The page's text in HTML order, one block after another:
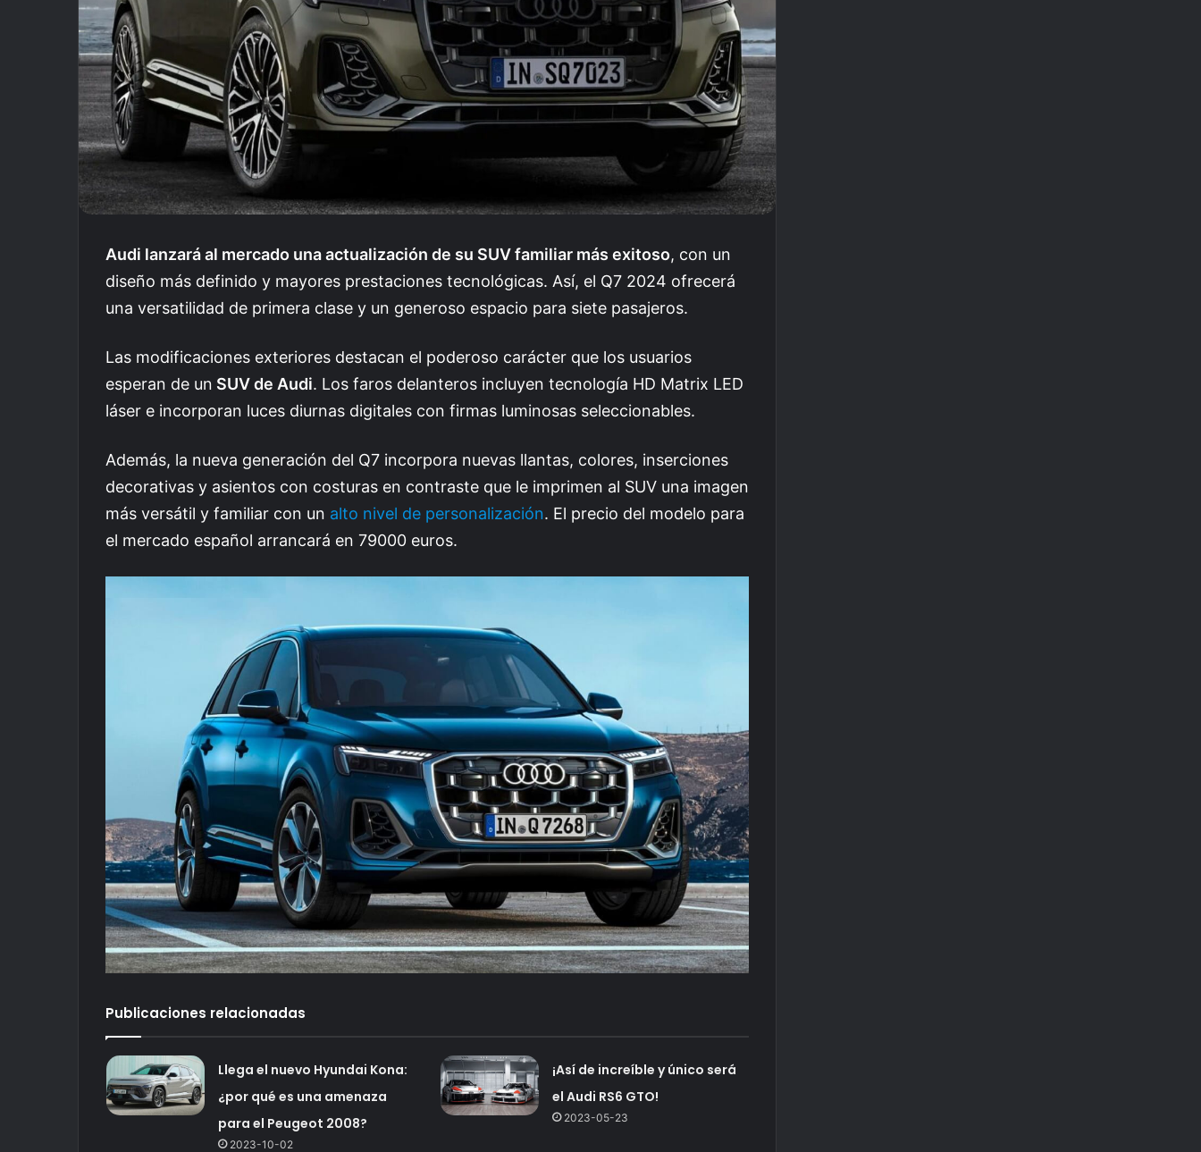
Audi lanzará al mercado una actualización de su SUV familiar más exitoso, con un
diseño más definido y mayores prestaciones tecnológicas. Así, el Q7 2024 ofrecerá
una versatilidad de primera clase y un generoso espacio para siete pasajeros.
Las modificaciones exteriores destacan el poderoso carácter que los usuarios
esperan de un SUV de Audi. Los faros delanteros incluyen tecnología HD Matrix LED
láser e incorporan luces diurnas digitales con firmas luminosas seleccionables.
Además, la nueva generación del Q7 incorpora nuevas llantas, colores, inserciones
decorativas y asientos con costuras en contraste que le imprimen al SUV una imagen
más versátil y familiar con un alto nivel de personalización. El precio del modelo para
el mercado español arrancará en 79000 euros.
Publicaciones relacionadas
Llega el nuevo Hyundai Kona:
¿por qué es una amenaza
para el Peugeot 2008?
2023-10-02
¡Así de increíble y único será
el Audi RS6 GTO!
2023-05-23